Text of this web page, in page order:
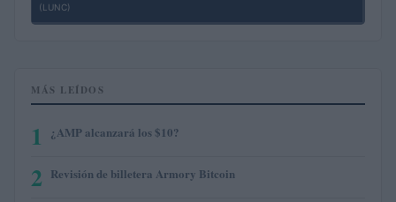
(LUNC)
MÁS LEÍDOS
1 ¿AMP alcanzará los $10?
2 Revisión de billetera Armory Bitcoin